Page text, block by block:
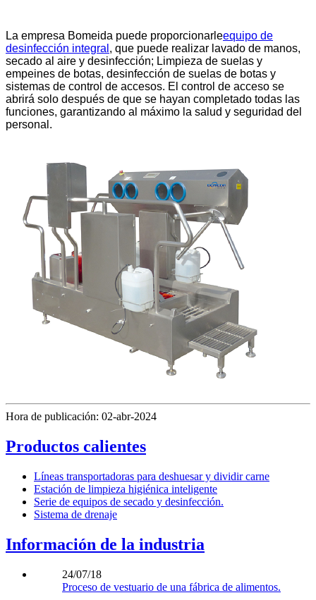
La empresa Bomeida puede proporcionarleequipo de
desinfección integral , que puede realizar lavado de manos,
secado al aire y desinfección; Limpieza de suelas y
empeines de botas, desinfección de suelas de botas y
sistemas de control de accesos. El control de acceso se
abrirá solo después de que se hayan completado todas las
funciones, garantizando al máximo la salud y seguridad del
personal.
Hora de publicación: 02-abr-2024
Productos calientes
Líneas transportadoras para deshuesar y dividir carne
Estación de limpieza higiénica inteligente
Serie de equipos de secado y desinfección.
Sistema de drenaje
Información de la industria
24/07/18
Proceso de vestuario de una fábrica de alimentos.